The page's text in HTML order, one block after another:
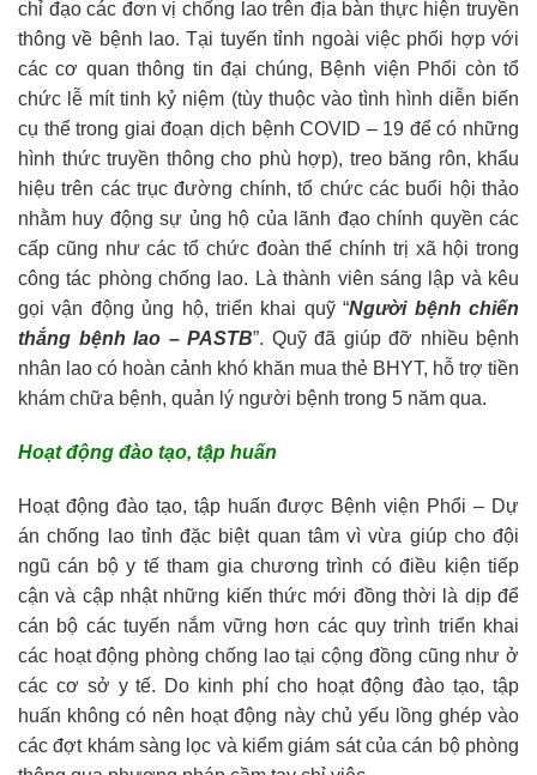
chỉ đạo các đơn vị chống lao trên địa bàn thực hiện truyền
thông về bệnh lao. Tại tuyến tỉnh ngoài việc phối hợp với
các cơ quan thông tin đại chúng, Bệnh viện Phổi còn tổ
chức lễ mít tinh kỷ niệm (tùy thuộc vào tình hình diễn biến
cụ thể trong giai đoạn dịch bệnh COVID – 19 để có những
hình thức truyền thông cho phù hợp), treo băng rôn, khẩu
hiệu trên các trục đường chính, tổ chức các buổi hội thảo
nhằm huy động sự ủng hộ của lãnh đạo chính quyền các
cấp cũng như các tổ chức đoàn thể chính trị xã hội trong
công tác phòng chống lao. Là thành viên sáng lập và kêu
gọi vận động ủng hộ, triển khai quỹ “Người bệnh chiến
thắng bệnh lao – PASTB”. Quỹ đã giúp đỡ nhiều bệnh
nhân lao có hoàn cảnh khó khăn mua thẻ BHYT, hỗ trợ tiền
khám chữa bệnh, quản lý người bệnh trong 5 năm qua.
Hoạt động đào tạo, tập huấn
Hoạt động đào tạo, tập huấn được Bệnh viện Phổi – Dự
án chống lao tỉnh đặc biệt quan tâm vì vừa giúp cho đội
ngũ cán bộ y tế tham gia chương trình có điều kiện tiếp
cận và cập nhật những kiến thức mới đồng thời là dịp để
cán bộ các tuyến nắm vững hơn các quy trình triển khai
các hoạt động phòng chống lao tại cộng đồng cũng như ở
các cơ sở y tế. Do kinh phí cho hoạt động đào tạo, tập
huấn không có nên hoạt động này chủ yếu lồng ghép vào
các đợt khám sàng lọc và kiểm giám sát của cán bộ phòng